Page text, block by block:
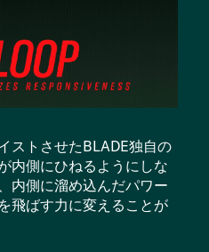
ストさせたBLADE独自の
内側にひねるようにしな
内側に溜め込んだパワー
飛ばす力に変えることが